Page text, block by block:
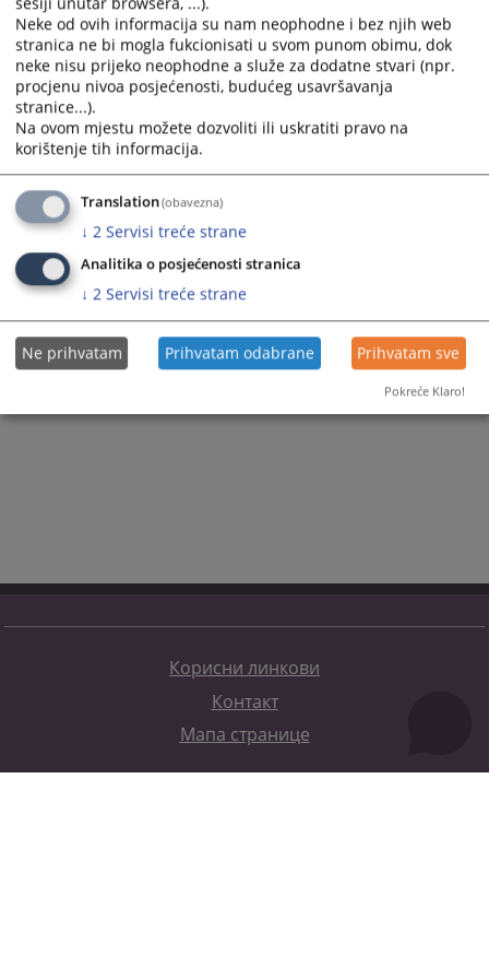
Приказана вијест је на: Српски језик
Вијест доступна још на: Bosanski jezik Hrvatski jezik
92ПРЕГЛЕДА
Корисни линкови
Контакт
Мапа странице
Neke od ovih informacija su nam neophodne i bez njih web
stranica ne bi mogla fukcionisati u svom punom obimu, dok
neke nisu prijeko neophodne a služe za dodatne stvari (npr.
procjenu nivoa posjećenosti, budućeg usavršavanja
stranice...).
Na ovom mjestu možete dozvoliti ili uskratiti pravo na
korištenje tih informacija.
Translation(obavezna)
↓ 2 Servisi treće strane
Analitika o posjećenosti stranica
↓ 2 Servisi treće strane
Ne prihvatam Prihvatam odabrane Prihvatam sve
Pokreće Klaro!